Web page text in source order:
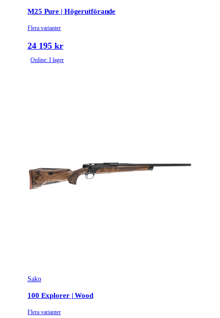
M25 Pure | Högerutförande
Flera varianter
24 195 kr
Online: I lager
Sako
100 Explorer | Wood
Flera varianter